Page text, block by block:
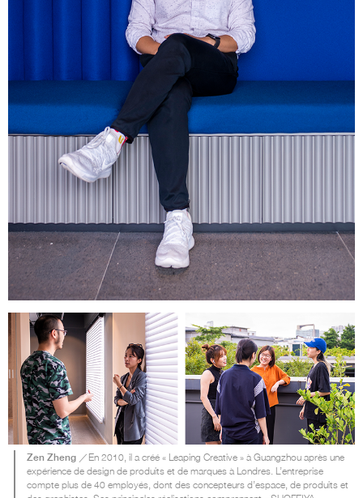
Zen Zheng ／En 2010, il a créé « Leaping Creative » à Guangzhou après une
expérience de design de produits et de marques à Londres. L’entreprise
compte plus de 40 employés, dont des concepteurs d’espace, de produits et